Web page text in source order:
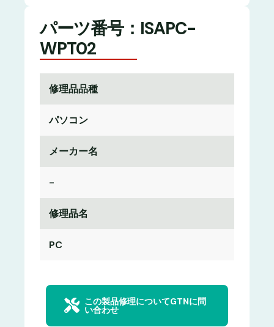
パーツ番号：ISAPC-
WPT02
修理品品種
パソコン
メーカー名
-
修理品名
PC
この製品修理についてGTNに問
い合わせ